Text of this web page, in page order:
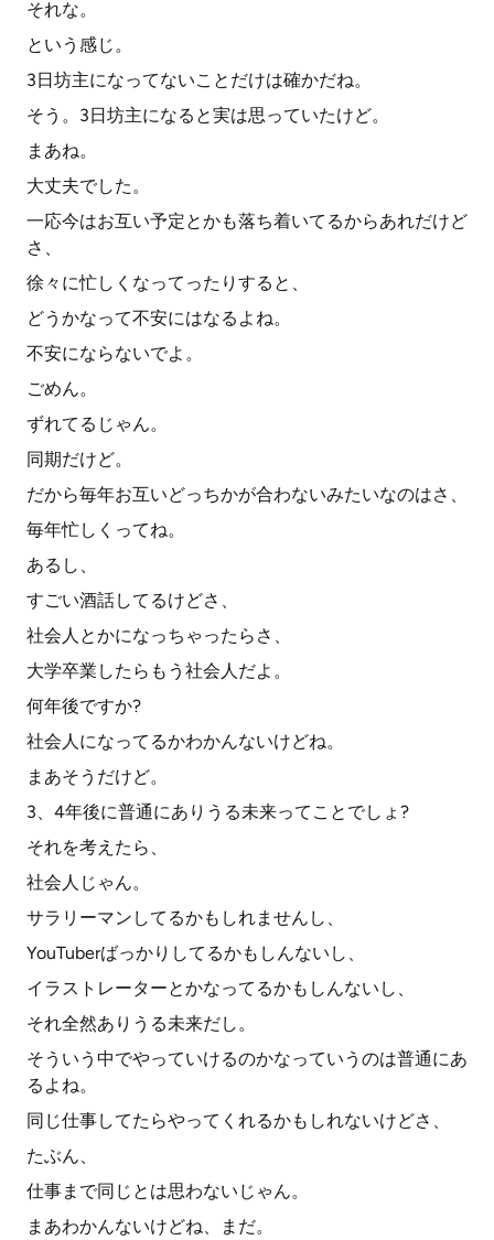
それな。
という感じ。
3日坊主になってないことだけは確かだね。
そう。3日坊主になると実は思っていたけど。
まあね。
大丈夫でした。
一応今はお互い予定とかも落ち着いてるからあれだけど
さ、
徐々に忙しくなってったりすると、
どうかなって不安にはなるよね。
不安にならないでよ。
ごめん。
ずれてるじゃん。
同期だけど。
だから毎年お互いどっちかが合わないみたいなのはさ、
毎年忙しくってね。
あるし、
すごい酒話してるけどさ、
社会人とかになっちゃったらさ、
大学卒業したらもう社会人だよ。
何年後ですか?
社会人になってるかわかんないけどね。
まあそうだけど。
3、4年後に普通にありうる未来ってことでしょ?
それを考えたら、
社会人じゃん。
サラリーマンしてるかもしれませんし、
YouTuberばっかりしてるかもしんないし、
イラストレーターとかなってるかもしんないし、
それ全然ありうる未来だし。
そういう中でやっていけるのかなっていうのは普通にあ
るよね。
同じ仕事してたらやってくれるかもしれないけどさ、
たぶん、
仕事まで同じとは思わないじゃん。
まあわかんないけどね、まだ。